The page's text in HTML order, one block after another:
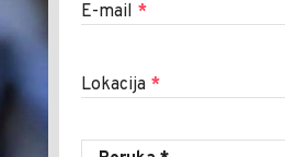
E-mail *
Lokacija *